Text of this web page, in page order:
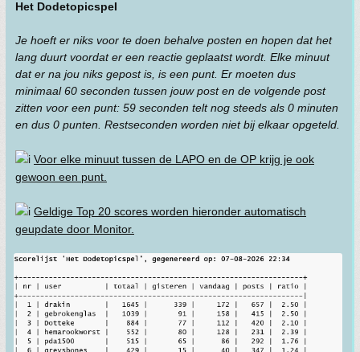
Het DodetopicspeI
Je hoeft er niks voor te doen behalve posten en hopen dat het
lang duurt voordat er een reactie geplaatst wordt. Elke minuut
dat er na jou niks gepost is, is een punt. Er moeten dus
minimaal 60 seconden tussen jouw post en de volgende post
zitten voor een punt: 59 seconden telt nog steeds als 0 minuten
en dus 0 punten. Restseconden worden niet bij elkaar opgeteld.
Voor elke minuut tussen de LAPO en de OP krijg je ook
gewoon een punt.
Geldige Top 20 scores worden hieronder automatisch
geupdate door Monitor.